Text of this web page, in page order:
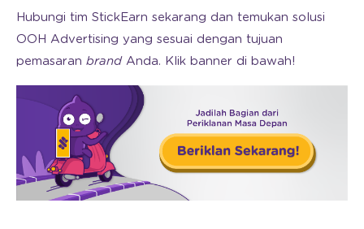
Hubungi tim StickEarn sekarang dan temukan solusi
OOH Advertising yang sesuai dengan tujuan
pemasaran brand Anda. Klik banner di bawah!